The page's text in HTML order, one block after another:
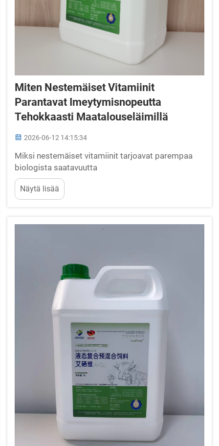
Miten Nestemäiset Vitamiinit
Parantavat Imeytymisnopeutta
Tehokkaasti Maatalouseläimillä
2026-06-12 14:15:34
Miksi nestemäiset vitamiinit tarjoavat parempaa
biologista saatavuutta
maatalouseläimilleNestemäisten vitamiinien
formuloinnit tarjoavat selkeitä fysikaalisia ja
kemiallisia sekä biologisia etuja kuivien
huomattavasti korkeampiin imeytymisnopeuksiin
Näytä lisää